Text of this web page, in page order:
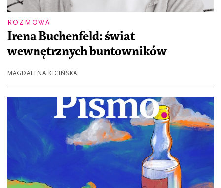
ROZMOWA
Irena Buchenfeld: świat
wewnętrznych buntowników
MAGDALENA KICIŃSKA